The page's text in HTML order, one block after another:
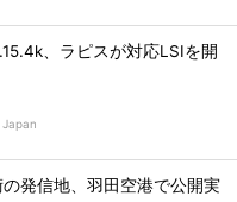
、ラピスが対応LSIを開
Japan
発信地、羽田空港で公開実